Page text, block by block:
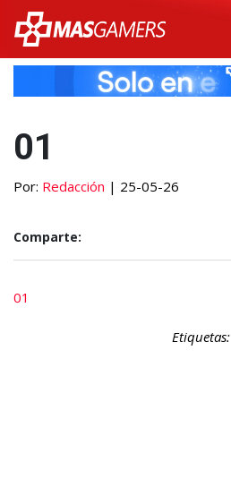
01
Por: Redacción | 25-05-26
Comparte:
01
Etiquetas: